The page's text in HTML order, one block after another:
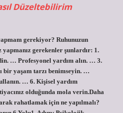
Düzeltebilirim
gerekiyor? Ruhunuzun
yapmanız gerekenler şunlardır: 1.
… Profesyonel yardım alın. … 3.
bir yaşam tarzı benimseyin. …
… 6. Kişisel yardım
olduğunda mola verin.Daha
rahatlamak için ne yapılmalı?